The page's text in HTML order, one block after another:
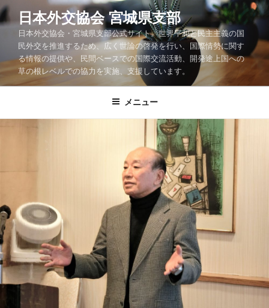
コ
ン
ツ
ッ
日本外交協会 宮城県支部
日本外交協会・宮城県支部公式サイト。世界平和と民主主義の国
民外交を推進するため、広く世論の啓発を行い、国際情勢に関す
る情報の提供や、民間ベースでの国際交流活動、開発途上国への
草の根レベルでの協力を実施、支援しています。
メニュー